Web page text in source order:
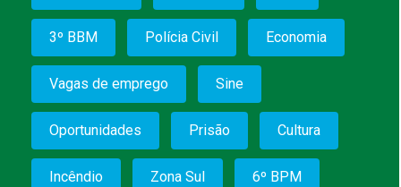
3º BBM Polícia Civil Economia
Vagas de emprego Sine
Oportunidades Prisão Cultura
Incêndio Zona Sul 6º BPM